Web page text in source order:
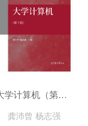
大学计算机（第7版）
龚沛曾 杨志强